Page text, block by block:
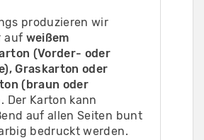
produzieren wir
auf weißem
(Vorder- oder
Graskarton oder
(braun oder
. Der Karton kann
auf allen Seiten bunt
bedruckt werden.